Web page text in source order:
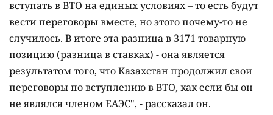
вступать в ВТО на единых условиях – то есть будут
вести переговоры вместе, но этого почему-то не
случилось. В итоге эта разница в 3171 товарную
позицию (разница в ставках) - она является
результатом того, что Казахстан продолжил свои
переговоры по вступлению в ВТО, как если бы он
не являлся членом ЕАЭС", - рассказал он.